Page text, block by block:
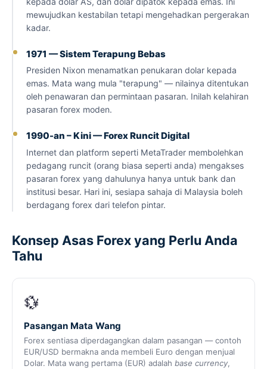
mewujudkan kestabilan tetapi mengehadkan pergerakan
kadar.
1971 — Sistem Terapung Bebas
Presiden Nixon menamatkan penukaran dolar kepada
emas. Mata wang mula "terapung" — nilainya ditentukan
oleh penawaran dan permintaan pasaran. Inilah kelahiran
pasaran forex moden.
1990-an – Kini — Forex Runcit Digital
Internet dan platform seperti MetaTrader membolehkan
pedagang runcit (orang biasa seperti anda) mengakses
pasaran forex yang dahulunya hanya untuk bank dan
institusi besar. Hari ini, sesiapa sahaja di Malaysia boleh
berdagang forex dari telefon pintar.
Konsep Asas Forex yang Perlu Anda
Tahu
💱
Pasangan Mata Wang
Forex sentiasa diperdagangkan dalam pasangan — contoh
EUR/USD bermakna anda membeli Euro dengan menjual
Dolar. Mata wang pertama (EUR) adalahbase currency,